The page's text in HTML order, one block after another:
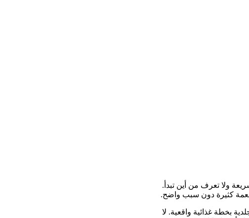
ولا تعرف من أين تبدأ.
كثيرة دون سبب واضح.
بخطة غذائية واقعية. لا